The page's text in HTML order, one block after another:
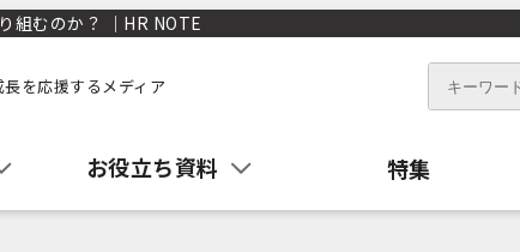
組むのか？ ｜HR NOTE
を応援するメディア
お役立ち資料 特集